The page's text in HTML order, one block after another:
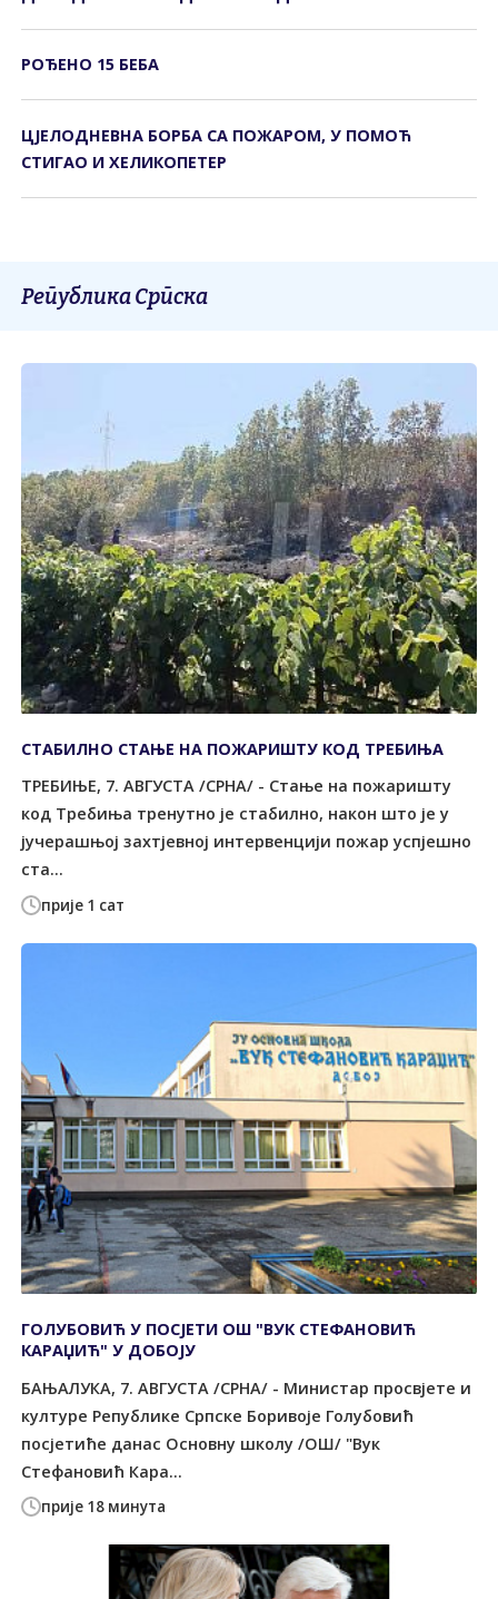
РОЂЕНО 15 БЕБА
ЦЈЕЛОДНЕВНА БОРБА СА ПОЖАРОМ, У ПОМОЋ
СТИГАО И ХЕЛИКОПЕТЕР
Република Српска
прије 1 сат
СТАБИЛНО СТАЊЕ НА ПОЖАРИШТУ КОД ТРЕБИЊА
TРЕБИЊЕ, 7. АВГУСTА /СРНА/ - Стање на пожаришту
код Tребиња тренутно је стабилно, након што је у
јучерашњој захтјевној интервенцији пожар успјешно
ста...
прије 18 минута
ГОЛУБОВИЋ У ПОСЈЕТИ ОШ "ВУК СТЕФАНОВИЋ
КАРАЏИЋ" У ДОБОЈУ
БАЊАЛУКА, 7. АВГУСТА /СРНА/ - Министар просвјете и
културе Републике Српске Боривоје Голубовић
посјетиће данас Основну школу /ОШ/ "Вук
Стефановић Кара...